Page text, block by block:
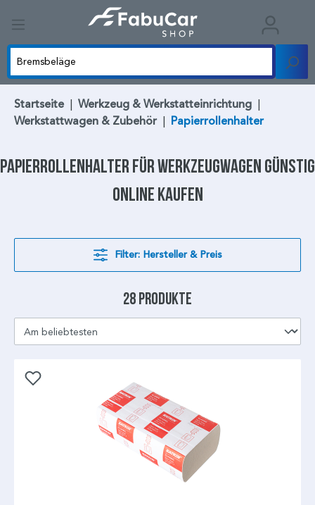
Startseite | Werkzeug & Werkstatteinrichtung |
Werkstattwagen & Zubehör | Papierrollenhalter
Papierrollenhalter für Werkzeugwagen günstig
online kaufen
Filter: Hersteller & Preis
28 Produkte